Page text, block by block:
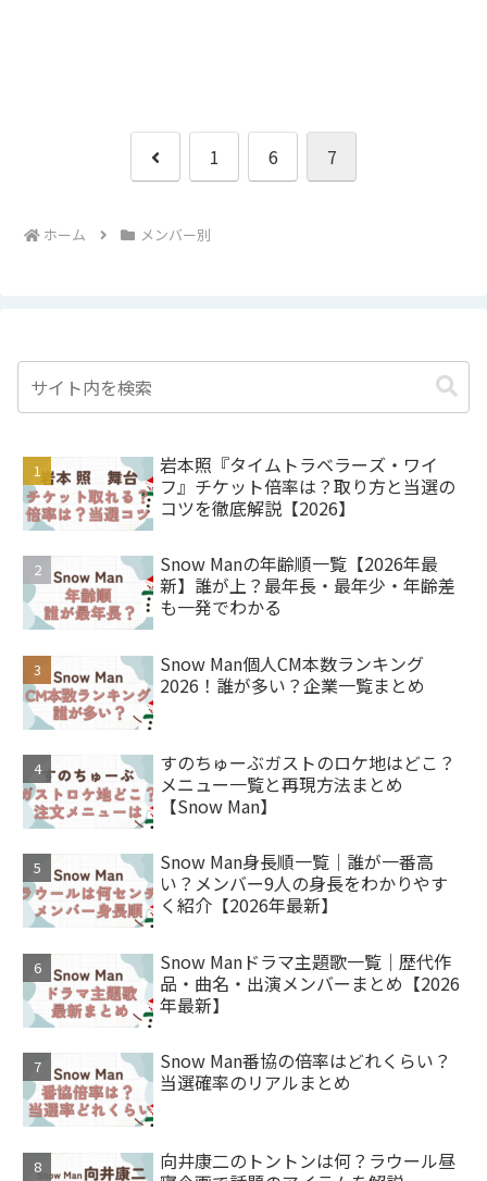
前
1 6 7
ホーム メンバー別
岩本照『タイムトラベラーズ・ワイ
フ』チケット倍率は？取り方と当選の
コツを徹底解説【2026】
Snow Manの年齢順一覧【2026年最
新】誰が上？最年長・最年少・年齢差
も一発でわかる
Snow Man個人CM本数ランキング
2026！誰が多い？企業一覧まとめ
すのちゅーぶガストのロケ地はどこ？
メニュー一覧と再現方法まとめ
【Snow Man】
Snow Man身長順一覧｜誰が一番高
い？メンバー9人の身長をわかりやす
く紹介【2026年最新】
Snow Manドラマ主題歌一覧｜歴代作
品・曲名・出演メンバーまとめ【2026
年最新】
Snow Man番協の倍率はどれくらい？
当選確率のリアルまとめ
向井康二のトントンは何？ラウール昼